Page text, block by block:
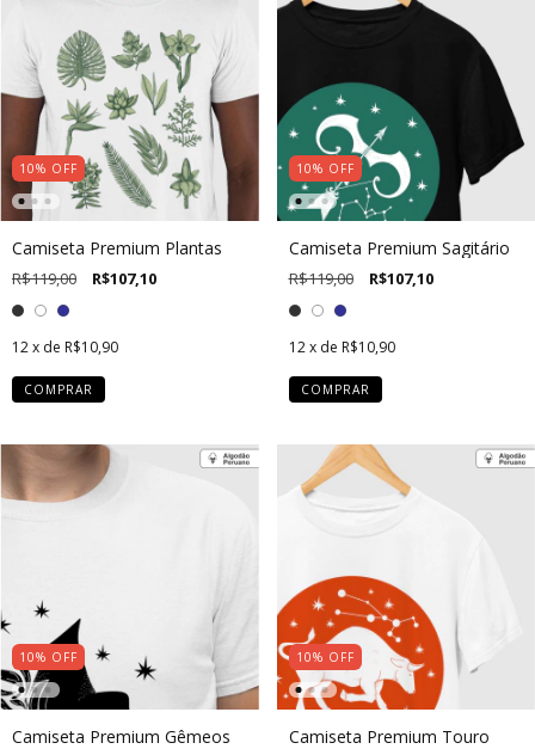
10% OFF
Camiseta Premium Plantas
R$119,00 R$107,10
12x de R$10,90
COMPRAR
10% OFF
Camiseta Premium Sagitário
R$119,00 R$107,10
12 x de R$10,90
COMPRAR
10% OFF
Camiseta Premium Gêmeos
10% OFF
Camiseta Premium Touro